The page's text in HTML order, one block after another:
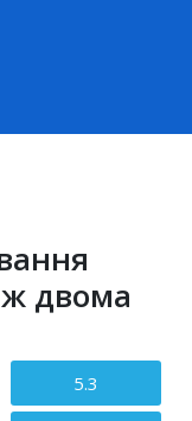
двома
5.3